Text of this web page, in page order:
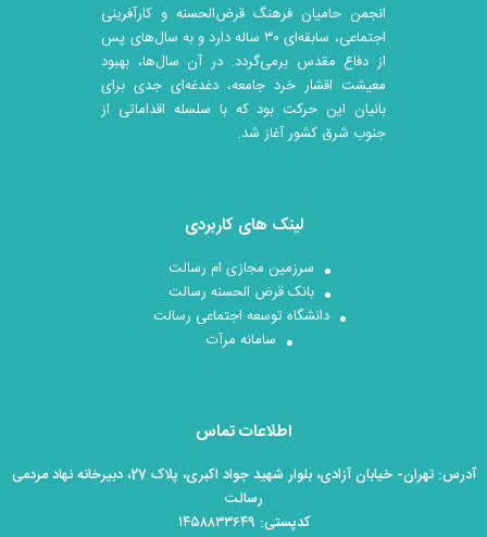
انجمن حامیان فرهنگ قرض‌الحسنه و کارآفرینی
اجتماعی، سابقه‌ای ۳۰ ساله دارد و به سال‌های پس
از دفاع مقدس برمی‌گردد. در آن سال‎‌ها، بهبود
معیشت اقشار خرد جامعه، دغدغه‌ای جدی برای
بانیان این حرکت بود که با سلسله اقداماتی از
جنوب شرق کشور آغاز شد.
لینک های کاربردی
سرزمین مجازی ام رسالت
بانک قرض الحسنه رسالت
دانشگاه توسعه اجتماعی رسالت
سامانه مرآت
اطلاعات تماس
آدرس: تهران- خیابان آزادی، بلوار شهید جواد اکبری، پلاک 27، دبیرخانه نهاد مردمی
رسالت
کدپستی: ۱۴۵۸۸۳۳۶۴۹